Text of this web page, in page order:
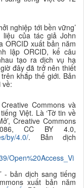
nghiệp tới bền vững’
của tác giả John
ORCID xuất bản năm
lập ORCID, kể câu
tạo ra dịch vụ hạ
đây đã trở nên thiết
khắp thế giới. Bản
về:
Commons và
Việt. Là ‘Tờ tin về
Creative Commons
CC BY 4.0,
by/4.0/. Bản dịch
Open%20Access_Vi
’ - bản dịch sang tiếng
xuất bản năm